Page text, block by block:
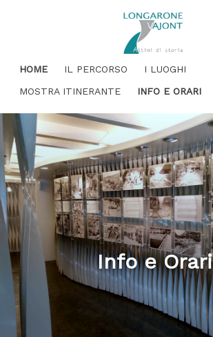
HOME IL PERCORSO
I LUOGHI
MOSTRA ITINERANTE
INFO E ORARI
Info e Orari